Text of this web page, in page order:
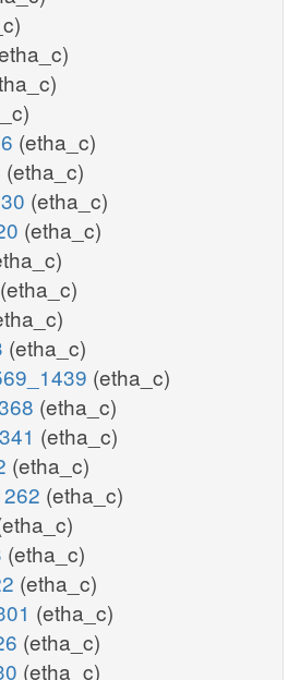
(etha_c)
(etha_c)
(etha_c)
(etha_c)
(etha_c)
(etha_c)
(etha_c)
(etha_c)
(etha_c)
(etha_c)
(etha_c)
(etha_c)
(etha_c)
(etha_c)
(etha_c)
(etha_c)